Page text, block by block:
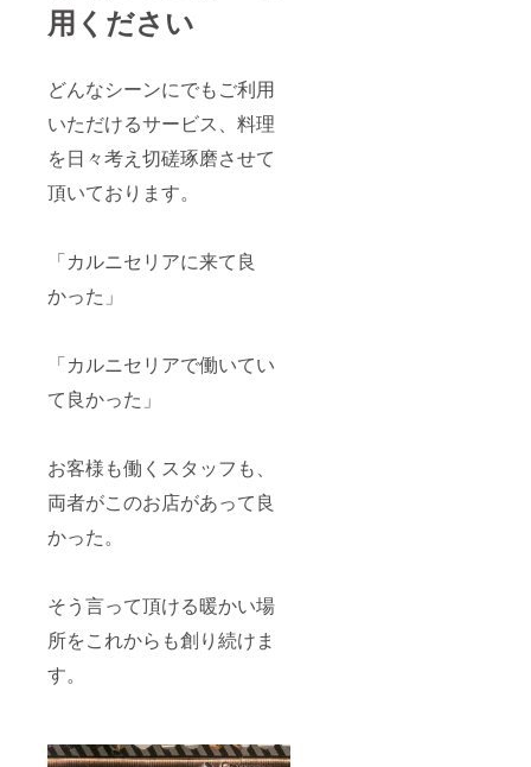
用ください
どんなシーンにでもご利用
いただけるサービス、料理
を日々考え切磋琢磨させて
頂いております。
「カルニセリアに来て良
かった」
「カルニセリアで働いてい
て良かった」
お客様も働くスタッフも、
両者がこのお店があって良
かった。
そう言って頂ける暖かい場
所をこれからも創り続けま
す。